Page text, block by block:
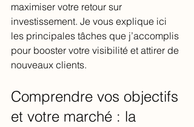
maximiser votre retour sur
investissement. Je vous explique ici
les principales tâches que j’accomplis
pour booster votre visibilité et attirer de
nouveaux clients.
Comprendre vos objectifs
et votre marché : la